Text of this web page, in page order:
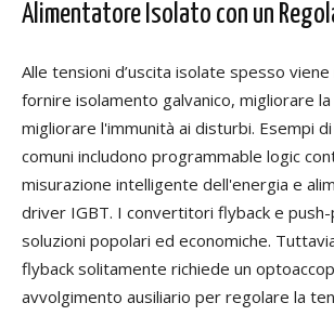
Alimentatore Isolato con un
Alle tensioni d’uscita isolate spesso
fornire isolamento galvanico, migliorare
migliorare l'immunità ai disturbi. Esempi
comuni includono programmable logic
misurazione intelligente dell'energia e
driver IGBT. I convertitori flyback e push-
soluzioni popolari ed economiche.
flyback solitamente richiede un
avvolgimento ausiliario per regolare la